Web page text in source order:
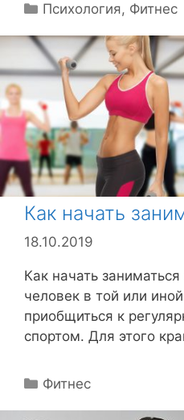
Р
б
р
к
и
Психология, Фитнес
Как начать
18.10.2019
Как начать
человек в той или
приобщиться к
спортом. Для этого
Р
Фитнес